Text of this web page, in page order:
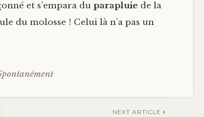
et s’empara du parapluie de la
du molosse ! Celui là n’a pas un
NEXT ARTICLE